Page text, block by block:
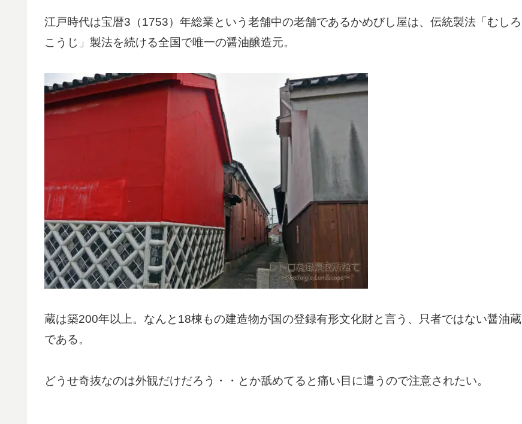
江戸時代は宝暦3（1753）年総業という老舗中の老舗であるかめびし屋は、伝統製法「むしろ
こうじ」製法を続ける全国で唯一の醤油醸造元。
蔵は築200年以上。なんと18棟もの建造物が国の登録有形文化財と言う、只者ではない醤油蔵
である。
どうせ奇抜なのは外観だけだろう・・とか舐めてると痛い目に遭うので注意されたい。